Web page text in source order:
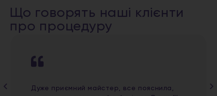
Що говорять наші клієнти
про процедуру
Дуже приємний майстер, все пояснила,